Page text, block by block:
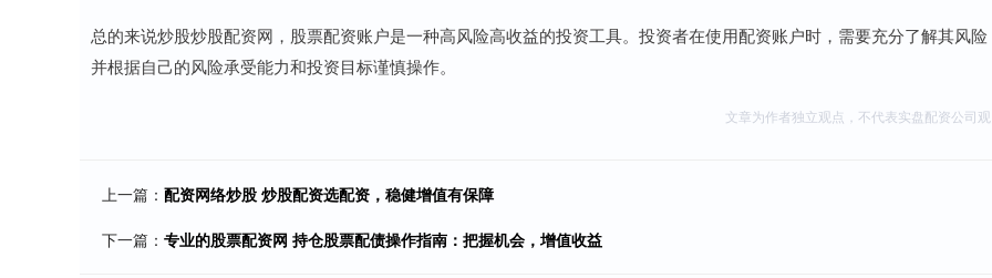
总的来说炒股炒股配资网，股票配资账户是一种高风险高收益的投资工具。投资者在使用配资账户时，需要充分了解其风险
并根据自己的风险承受能力和投资目标谨慎操作。
文章为作者独立观点，不代表实盘配资公司
上一篇： 配资网络炒股 炒股配资选配资，稳健增值有保障
下一篇： 专业的股票配资网 持仓股票配债操作指南：把握机会，增值收益